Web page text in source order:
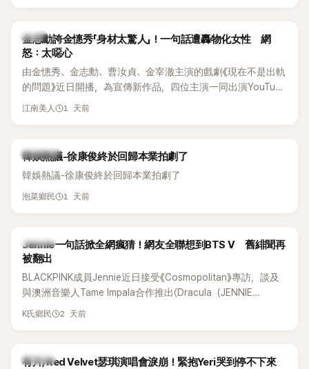
感情方面，李智惠於 2017 年與圈外男友結婚，婚後育有兩個
目，她經營的 YouTube 頻道也即將突破百萬訂閱，近年內容深
受網友喜愛，再度迎來事業第二春。
韓星
金志勳誇金憓秀「身材太驚人」！一句話遭轟物化女性 網
怒：太噁心
由金憓秀、金志勳、曹汝貞、金宰澈主演的戲劇《現在不是出軌
的問題》近日開播，為宣傳新作品，四位主演一同出演YouTube
節目，不料訪談中的一段發言卻意外掀起爭議。不少網友認
江南美人 1 天前
熱議討論
韓娛熱議-徐康俊終於回歸本業拍劇了
韓娛熱議-徐康俊終於回歸本業拍劇了
泡菜鄉民 1 天前
K-POP
Jennie一句話掀全網瘋猜！網友全聯想到BTS V 舊緋聞再
被翻出
BLACKPINK成員Jennie近日接受《Cosmopolitan》專訪，談及
與澳洲音樂人Tame Impala合作推出〈Dracula（JENNIE
Remix）〉的幕後故事，沒想到她一句關於「共同朋友」的回答，
K氏鄉民 2 天前
K-POP
有片/Red Velvet瑟琪演唱會淚崩！緊抱Yeri哭到停不下來